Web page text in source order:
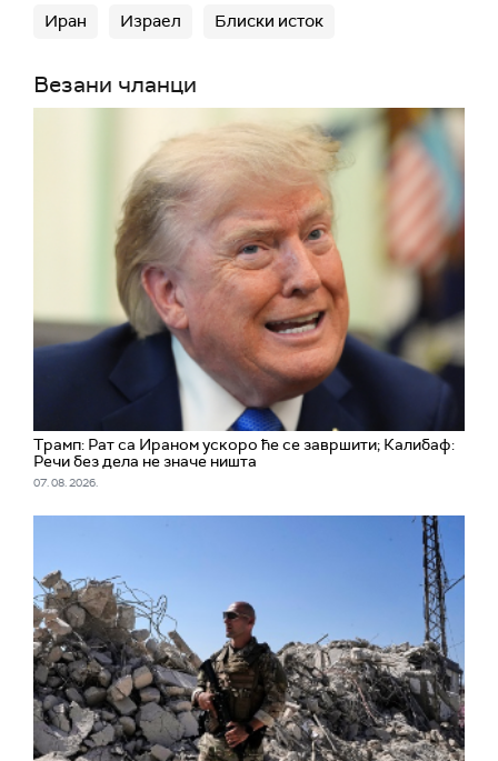
Иран Израел Блиски исток
Везани чланци
Трамп: Рат са Ираном ускоро ће се завршити; Калибаф:
Речи без дела не значе ништа
07. 08. 2026.